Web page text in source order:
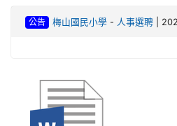
公告 梅山國民小學- 人事選聘|